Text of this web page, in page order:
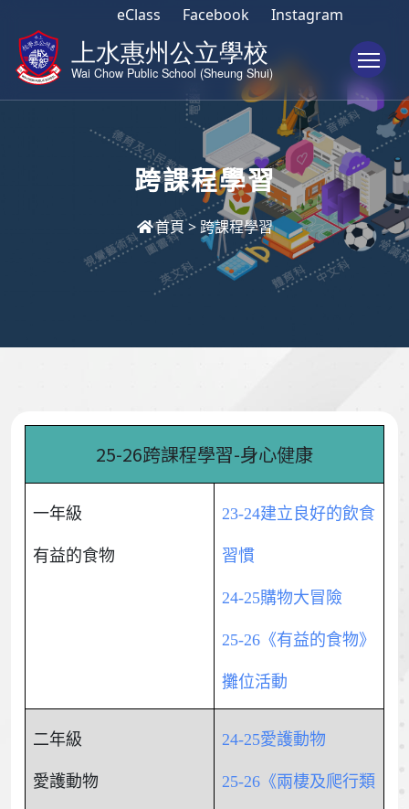
eClass Facebook Instagram
跨課程學習
首頁 > 跨課程學習
25-26跨課程學習-身心健康
一年級
有益的食物
23-24建立良好的飲食
習慣
24-25購物大冒險
25-26《有益的食物》
攤位活動
二年級
愛護動物
24-25愛護動物
25-26《兩棲及爬行類